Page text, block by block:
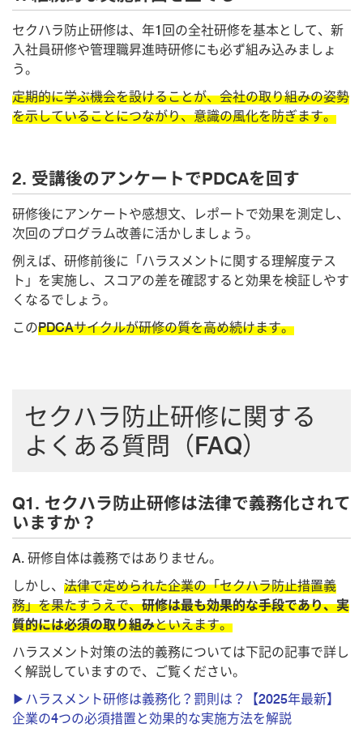
セクハラ防止研修は、年1回の全社研修を基本として、新
入社員研修や管理職昇進時研修にも必ず組み込みましょ
う。
定期的に学ぶ機会を設けることが、会社の取り組みの姿勢
を示していることにつながり、意識の風化を防ぎます。
2. 受講後のアンケートでPDCAを回す
研修後にアンケートや感想文、レポートで効果を測定し、
次回のプログラム改善に活かしましょう。
例えば、研修前後に「ハラスメントに関する理解度テス
ト」を実施し、スコアの差を確認すると効果を検証しやす
くなるでしょう。
このPDCAサイクルが研修の質を高め続けます。
セクハラ防止研修に関する
よくある質問（FAQ）
Q1. セクハラ防止研修は法律で義務化されて
いますか？
A. 研修自体は義務ではありません。
しかし、 法律で定められた企業の「セクハラ防止措置義
務」を果たすうえで、研修は最も効果的な手段であり、実
質的には必須の取り組みといえます。
ハラスメント対策の法的義務については下記の記事で詳し
く解説していますので、ご覧ください。
▶ハラスメント研修は義務化？罰則は？【2025年最新】
企業の4つの必須措置と効果的な実施方法を解説